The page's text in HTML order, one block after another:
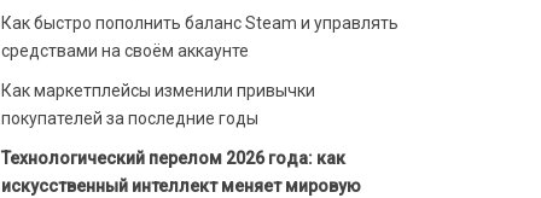
Как быстро пополнить баланс Steam и управлять
средствами на своём аккаунте
Как маркетплейсы изменили привычки
покупателей за последние годы
Технологический перелом 2026 года: как
искусственный интеллект меняет мировую